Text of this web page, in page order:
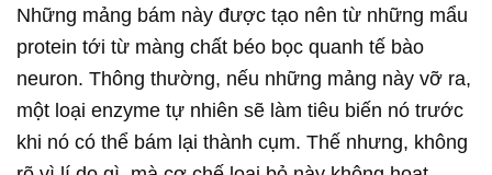
Những mảng bám này được tạo nên từ những mẩu
protein tới từ màng chất béo bọc quanh tế bào
neuron. Thông thường, nếu những mảng này vỡ ra,
một loại enzyme tự nhiên sẽ làm tiêu biến nó trước
khi nó có thể bám lại thành cụm. Thế nhưng, không